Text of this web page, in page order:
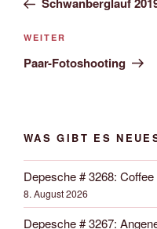
Nächster
Beitrag
WEITER
Paar-Fotoshooting
WAS GIBT ES
Depesche # 3268:
8. August 2026
Depesche # 3267: